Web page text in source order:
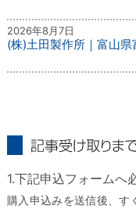
2026年8月7日
(株)土田製作所｜富山県
1.下記申込フォームへ
購入申込みを送信後、す